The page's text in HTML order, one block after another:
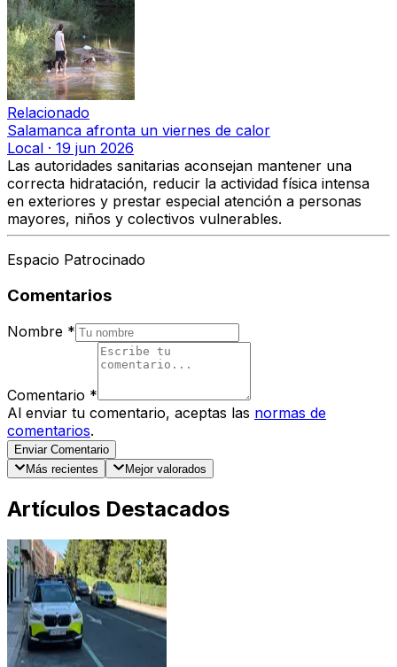
Relacionado
Salamanca afronta un viernes de calor
Local · 19 jun 2026
Las autoridades sanitarias aconsejan mantener una
correcta hidratación, reducir la actividad física intensa
en exteriores y prestar especial atención a personas
mayores, niños y colectivos vulnerables.
Espacio Patrocinado
Comentarios
Nombre *
Comentario *
Al enviar tu comentario, aceptas las normas de
comentarios.
Enviar Comentario
Más recientes
Mejor valorados
Artículos Destacados